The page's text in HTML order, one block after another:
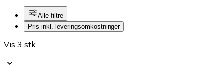
Alle filtre
Pris inkl. leveringsomkostninger
Vis 3 stk